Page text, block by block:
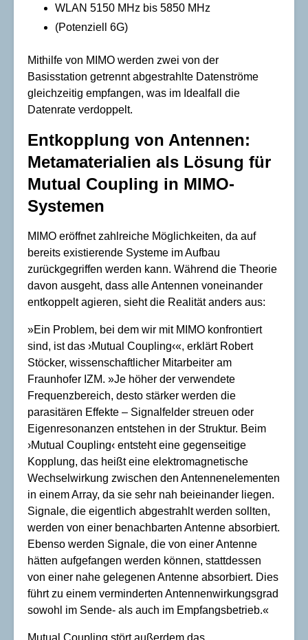
WLAN 5150 MHz bis 5850 MHz
(Potenziell 6G)
Mithilfe von MIMO werden zwei von der
Basisstation getrennt abgestrahlte Datenströme
gleichzeitig empfangen, was im Idealfall die
Datenrate verdoppelt.
Entkopplung von Antennen:
Metamaterialien als Lösung für
Mutual Coupling in MIMO-
Systemen
MIMO eröffnet zahlreiche Möglichkeiten, da auf
bereits existierende Systeme im Aufbau
zurückgegriffen werden kann. Während die Theorie
davon ausgeht, dass alle Antennen voneinander
entkoppelt agieren, sieht die Realität anders aus:
»Ein Problem, bei dem wir mit MIMO konfrontiert
sind, ist das ›Mutual Coupling‹«, erklärt Robert
Stöcker, wissenschaftlicher Mitarbeiter am
Fraunhofer IZM. »Je höher der verwendete
Frequenzbereich, desto stärker werden die
parasitären Effekte – Signalfelder streuen oder
Eigenresonanzen entstehen in der Struktur. Beim
›Mutual Coupling‹ entsteht eine gegenseitige
Kopplung, das heißt eine elektromagnetische
Wechselwirkung zwischen den Antennenelementen
in einem Array, da sie sehr nah beieinander liegen.
Signale, die eigentlich abgestrahlt werden sollten,
werden von einer benachbarten Antenne absorbiert.
Ebenso werden Signale, die von einer Antenne
hätten aufgefangen werden können, stattdessen
von einer nahe gelegenen Antenne absorbiert. Dies
führt zu einem verminderten Antennenwirkungsgrad
sowohl im Sende- als auch im Empfangsbetrieb.«